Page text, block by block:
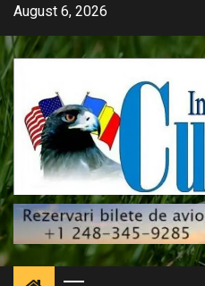
Skip
content
August 6, 2026